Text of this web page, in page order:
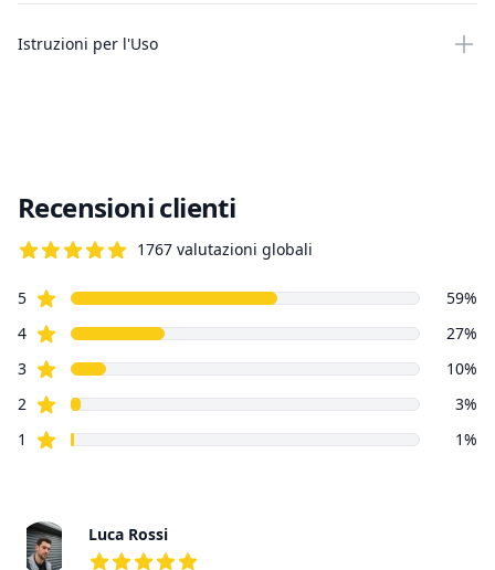
Istruzioni per l'Uso
Recensioni clienti
1767 valutazioni globali
Recensioni clienti
5Stelle recensioni 59%
4Stelle recensioni 27%
3Stelle recensioni 10%
2 Stelle recensioni 3%
1
Stelle recensioni 1%
Recensioni recenti
Luca Rossi